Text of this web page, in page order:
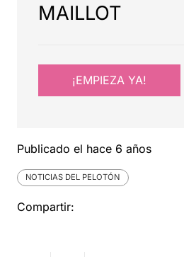
MAILLOT
¡EMPIEZA YA!
Publicado el hace 6 años
NOTICIAS DEL PELOTÓN
Compartir: